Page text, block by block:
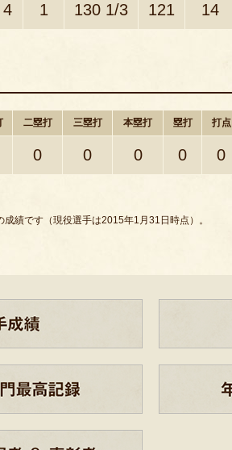
4 1 130 1/3 121 14
二塁打 三塁打 本塁打 塁打 打点
0 0 0 0 0
績です（現役選手は2015年1月31日時点）。